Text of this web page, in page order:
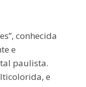
conhecida
e
paulista.
e